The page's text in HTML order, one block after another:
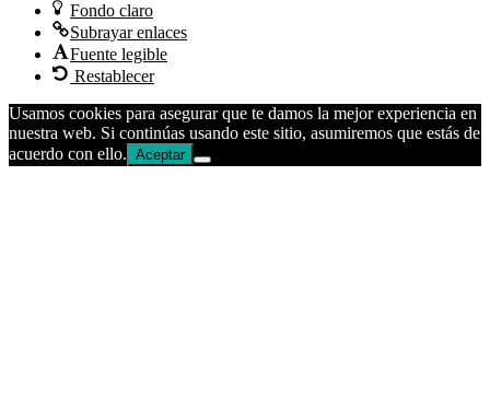
Fondo claro
Subrayar enlaces
Fuente legible
Restablecer
Usamos cookies para asegurar que te damos la mejor experiencia en
nuestra web. Si continúas usando este sitio, asumiremos que estás de
acuerdo con ello. Aceptar